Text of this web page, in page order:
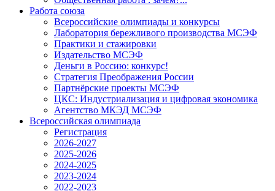
Работа союза
Всероссийские олимпиады и конкурсы
Лаборатория бережливого производства МСЭФ
Практики и стажировки
Издательство МСЭФ
Деньги в Россию: конкурс!
Стратегия Преображения России
Партнёрские проекты МСЭФ
ЦКС: Индустриализация и цифровая экономика
Агентство МКЭД МСЭФ
Всероссийская олимпиада
Регистрация
2026-2027
2025-2026
2024-2025
2023-2024
2022-2023